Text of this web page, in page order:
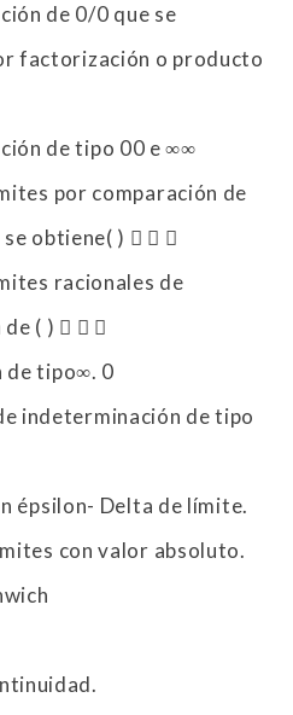
de 0/0 que se
factorización o producto
de tipo 00 e ∞∞
por comparación de
obtiene( )   
racionales de
( )   
de tipo∞. 0
indeterminación de tipo
épsilon- Delta de límite.
con valor absoluto.